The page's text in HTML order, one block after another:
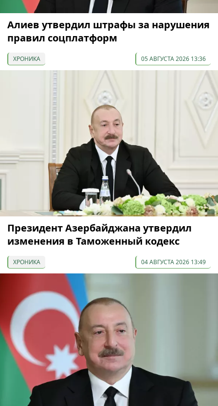
Алиев утвердил штрафы за нарушения
правил соцплатформ
ХРОНИКА 05 АВГУСТА 2026 13:36
Президент Азербайджана утвердил
изменения в Таможенный кодекс
ХРОНИКА 04 АВГУСТА 2026 13:49